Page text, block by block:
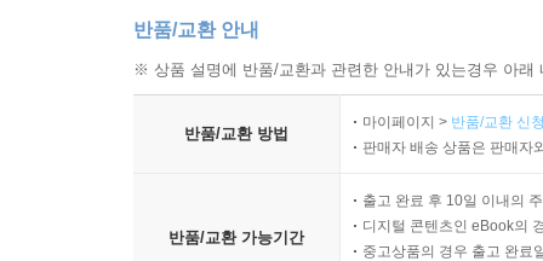
반품/교환 안내
※ 상품 설명에 반품/교환과 관련한 안내가 있는경우 아
반품/교환 방법
마이페이지 > 반품/교환 신
판매자 배송 상품은 판매자
반품/교환 가능기간
출고 완료 후 10일 이내의
디지털 콘텐츠인 eBook의
중고상품의 경우 출고 완료